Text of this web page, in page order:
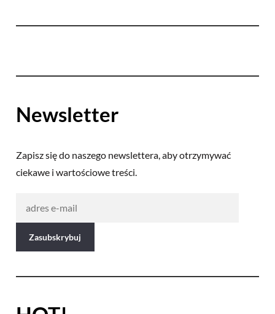
Newsletter
Zapisz się do naszego newslettera, aby otrzymywać
ciekawe i wartościowe treści.